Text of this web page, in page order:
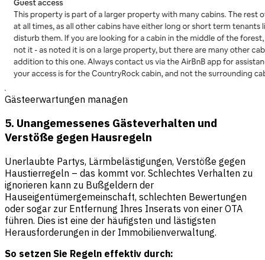
Gästeerwartungen managen
5. Unangemessenes Gästeverhalten und
Verstöße gegen Hausregeln
Unerlaubte Partys, Lärmbelästigungen, Verstöße gegen
Haustierregeln – das kommt vor. Schlechtes Verhalten zu
ignorieren kann zu Bußgeldern der
Hauseigentümergemeinschaft, schlechten Bewertungen
oder sogar zur Entfernung Ihres Inserats von einer OTA
führen. Dies ist eine der häufigsten und lästigsten
Herausforderungen in der Immobilienverwaltung.
So setzen Sie Regeln effektiv durch: